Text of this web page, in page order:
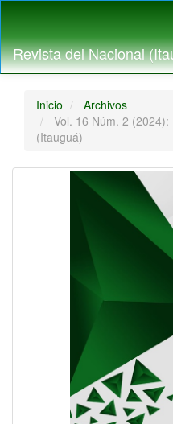
Contenido
principal
Barra
Revista del Nacional
Inicio
Archivos
Vol. 16 Núm. 2
(Itauguá)